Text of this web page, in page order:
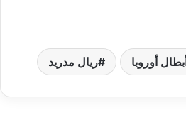
أوروبا ريال مدريد